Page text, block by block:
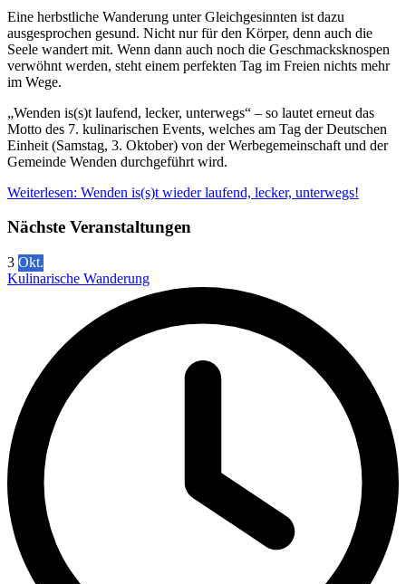
Eine herbstliche Wanderung unter Gleichgesinnten ist dazu
ausgesprochen gesund. Nicht nur für den Körper, denn auch die
Seele wandert mit. Wenn dann auch noch die Geschmacksknospen
verwöhnt werden, steht einem perfekten Tag im Freien nichts mehr
im Wege.
„Wenden is(s)t laufend, lecker, unterwegs“ – so lautet erneut das
Motto des 7. kulinarischen Events, welches am Tag der Deutschen
Einheit (Samstag, 3. Oktober) von der Werbegemeinschaft und der
Gemeinde Wenden durchgeführt wird.
Weiterlesen: Wenden is(s)t wieder laufend, lecker, unterwegs!
Nächste Veranstaltungen
3 Okt.
Kulinarische Wanderung